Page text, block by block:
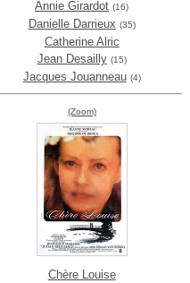
Annie Girardot (16)
Danielle Darrieux (35)
Catherine Alric
Jean Desailly (15)
Jacques Jouanneau (4)
(Zoom)
Chère Louise